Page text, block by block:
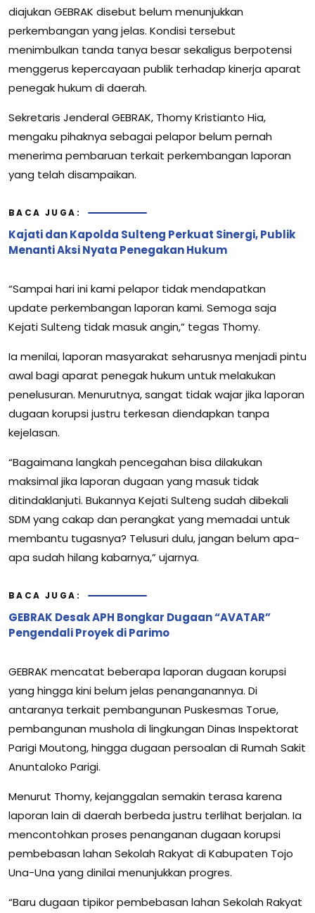
diajukan GEBRAK disebut belum menunjukkan
perkembangan yang jelas. Kondisi tersebut
menimbulkan tanda tanya besar sekaligus berpotensi
menggerus kepercayaan publik terhadap kinerja aparat
penegak hukum di daerah.
Sekretaris Jenderal GEBRAK, Thomy Kristianto Hia,
mengaku pihaknya sebagai pelapor belum pernah
menerima pembaruan terkait perkembangan laporan
yang telah disampaikan.
BACA JUGA:
Kajati dan Kapolda Sulteng Perkuat Sinergi, Publik
Menanti Aksi Nyata Penegakan Hukum
“Sampai hari ini kami pelapor tidak mendapatkan
update perkembangan laporan kami. Semoga saja
Kejati Sulteng tidak masuk angin,” tegas Thomy.
Ia menilai, laporan masyarakat seharusnya menjadi pintu
awal bagi aparat penegak hukum untuk melakukan
penelusuran. Menurutnya, sangat tidak wajar jika laporan
dugaan korupsi justru terkesan diendapkan tanpa
kejelasan.
“Bagaimana langkah pencegahan bisa dilakukan
maksimal jika laporan dugaan yang masuk tidak
ditindaklanjuti. Bukannya Kejati Sulteng sudah dibekali
SDM yang cakap dan perangkat yang memadai untuk
membantu tugasnya? Telusuri dulu, jangan belum apa-
apa sudah hilang kabarnya,” ujarnya.
BACA JUGA:
GEBRAK Desak APH Bongkar Dugaan “AVATAR”
Pengendali Proyek di Parimo
GEBRAK mencatat beberapa laporan dugaan korupsi
yang hingga kini belum jelas penanganannya. Di
antaranya terkait pembangunan Puskesmas Torue,
pembangunan mushola di lingkungan Dinas Inspektorat
Parigi Moutong, hingga dugaan persoalan di Rumah Sakit
Anuntaloko Parigi.
Menurut Thomy, kejanggalan semakin terasa karena
laporan lain di daerah berbeda justru terlihat berjalan. Ia
mencontohkan proses penanganan dugaan korupsi
pembebasan lahan Sekolah Rakyat di Kabupaten Tojo
Una-Una yang dinilai menunjukkan progres.
“Baru dugaan tipikor pembebasan lahan Sekolah Rakyat